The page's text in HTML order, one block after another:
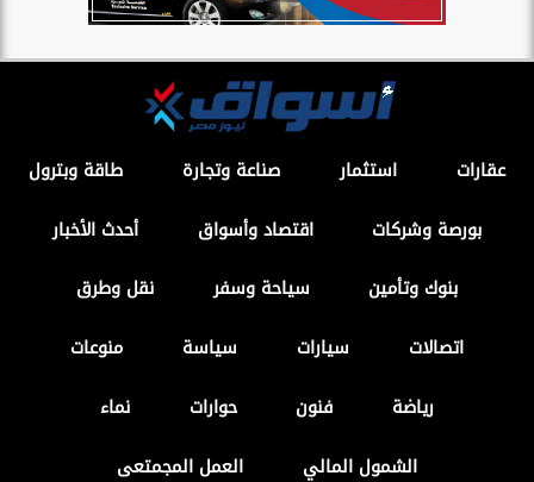
عقارات استثمار صناعة وتجارة
طاقة وبترول
بورصة وشركات
اقتصاد وأسواق
أحدث الأخبار
بنوك وتأمين
سياحة وسفر
نقل وطرق
اتصالات
سيارات سياسة
منوعات
رياضة
فنون حوارات
نماء
الشمول المالي
العمل المجمتعى